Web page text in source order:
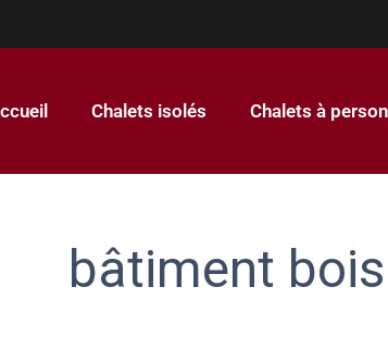
Chalets isolés Chalets à
bâtiment bois